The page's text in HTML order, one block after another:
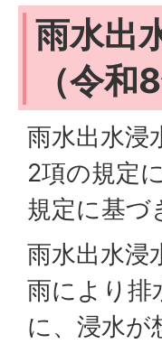
雨水出
（令
雨水出水浸
2項の規定
規定に基づ
雨水出水浸
雨により排
に、浸水が